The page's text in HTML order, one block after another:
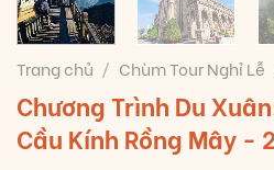
Trang chủ / Chùm Tour Nghỉ Lễ
Chương Trình Du
Cầu Kính Rồng Mây -